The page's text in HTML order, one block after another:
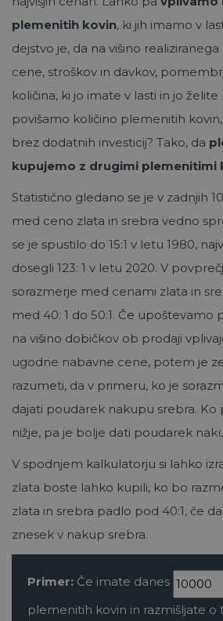
plemenitih kovin, ki jih imamo v
dejstvo je, da na višino
cene, stroškov in davkov,
količina, ki jo imate v lasti in jo
povišamo količino plemenitih
brez dodatnih investicij? Tako, da
kupujemo z drugimi plemenitimi
Statistično gledano se je v zadnjih
med ceno zlata in srebra vedno
se je spustilo do 15:1 v letu 1980,
dosegli 123: 1 v letu 2020. V
sorazmerje med cenami zlata in
med 40: 1 do 50:1. Če upoštevamo
na višino dobičkov ob prodaji
ugodne nabavne cene, potem je
razumeti, da v primeru, ko je
dajati poudarek nakupu srebra. Ko
nižje, pa je bolje dati poudarek
V spodnjem kalkulatorju si lahko
zlata boste lahko kupili, ko bo
zlata in srebra padlo pod 40:1, če
znesek v nakup srebra.
Primer: Če imate danes
plemenitih kovin in razmišljate o